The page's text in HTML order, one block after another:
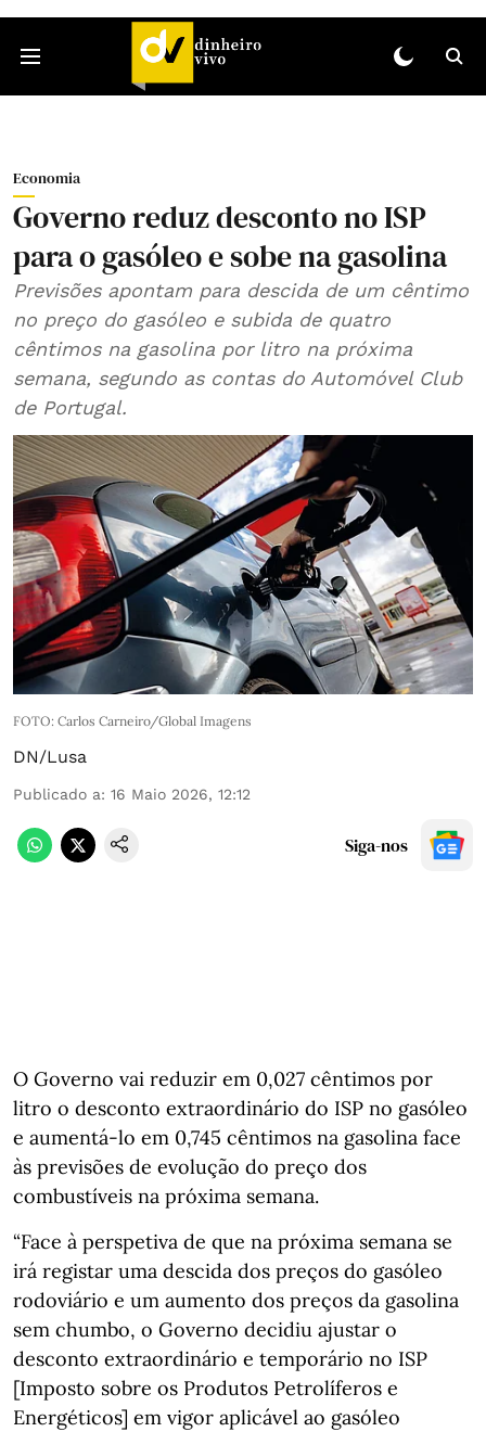
Economia
Governo reduz desconto no ISP
para o gasóleo e sobe na gasolina
Previsões apontam para descida de um cêntimo
no preço do gasóleo e subida de quatro
cêntimos na gasolina por litro na próxima
semana, segundo as contas do Automóvel Club
de Portugal.
FOTO: Carlos Carneiro/Global Imagens
DN/Lusa
Publicado a: 16 Maio 2026, 12:12
Siga-nos
O Governo vai reduzir em 0,027 cêntimos por
litro o desconto extraordinário do ISP no gasóleo
e aumentá-lo em 0,745 cêntimos na gasolina face
às previsões de evolução do preço dos
combustíveis na próxima semana.
“Face à perspetiva de que na próxima semana se
irá registar uma descida dos preços do gasóleo
rodoviário e um aumento dos preços da gasolina
sem chumbo, o Governo decidiu ajustar o
desconto extraordinário e temporário no ISP
[Imposto sobre os Produtos Petrolíferos e
Energéticos] em vigor aplicável ao gasóleo